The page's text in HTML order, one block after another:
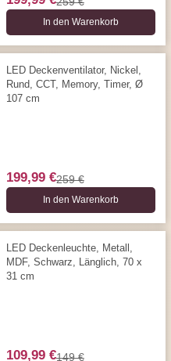
In den Warenkorb
LED Deckenventilator, Nickel,
Rund, CCT, Memory, Timer, Ø
107 cm
199,99 €259 €
In den Warenkorb
LED Deckenleuchte, Metall,
MDF, Schwarz, Länglich, 70 x
31 cm
109,99 €149 €